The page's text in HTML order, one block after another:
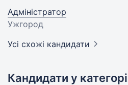
Адміністратор
Ужгород
Усі схожі кандидати
Кандидати у